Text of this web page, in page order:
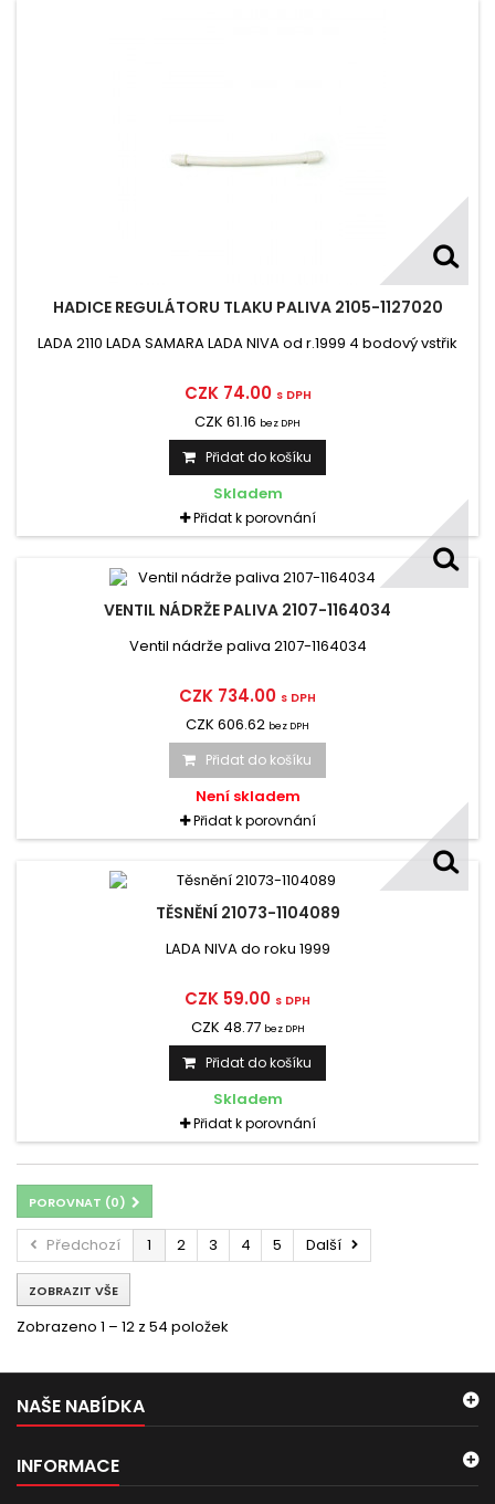
HADICE REGULÁTORU TLAKU PALIVA 2105-1127020
LADA 2110 LADA SAMARA LADA NIVA od r.1999 4 bodový vstřik
CZK 74.00 s DPH
CZK 61.16 bez DPH
Přidat do košíku
Skladem
Přidat k porovnání
VENTIL NÁDRŽE PALIVA 2107-1164034
Ventil nádrže paliva 2107-1164034
CZK 734.00 s DPH
CZK 606.62 bez DPH
Přidat do košíku
Není skladem
Přidat k porovnání
TĚSNĚNÍ 21073-1104089
LADA NIVA do roku 1999
CZK 59.00 s DPH
CZK 48.77 bez DPH
Přidat do košíku
Skladem
Přidat k porovnání
POROVNAT (0)
Předchozí 1 2 3 4 5 Další
ZOBRAZIT VŠE
Zobrazeno 1 – 12 z 54 položek
NAŠE NABÍDKA
INFORMACE